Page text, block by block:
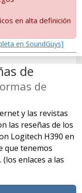
en alta definición
en SoundGuys]
de
de
y las revistas
las reseñas de los
Logitech H390 en
que tenemos
enlaces a las